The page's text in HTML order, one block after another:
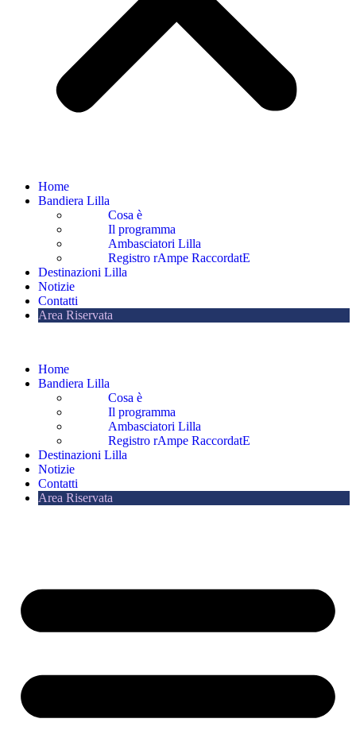
Home
Bandiera Lilla
Cosa è
Il programma
Ambasciatori Lilla
Registro rAmpe RaccordatE
Destinazioni Lilla
Notizie
Contatti
Area Riservata
Home
Bandiera Lilla
Cosa è
Il programma
Ambasciatori Lilla
Registro rAmpe RaccordatE
Destinazioni Lilla
Notizie
Contatti
Area Riservata